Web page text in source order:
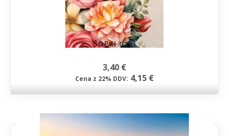
ŠOPKI ozki
3,40 €
Cena z 22% DDV: 4,15 €